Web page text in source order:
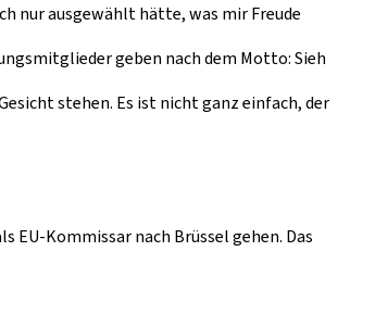
nur ausgewählt hätte, was mir Freude
geben nach dem Motto: Sieh
stehen. Es ist nicht ganz einfach, der
EU-Kommissar nach Brüssel gehen. Das